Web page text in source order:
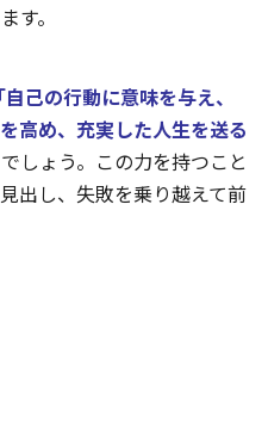
す。
「自己の行動に意味を与え、
高め、充実した人生を送る
しょう。この力を持つこと
出し、失敗を乗り越えて前